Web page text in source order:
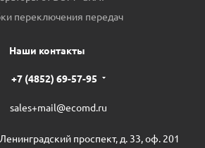
переключения передач
Наши контакты
+7 (4852) 69-57-95
sales+mail@ecomd.ru
проспект, д. 33, оф. 201